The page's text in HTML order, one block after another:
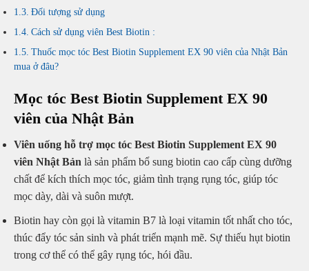
Đối tượng sử dụng
Cách sử dụng viên Best Biotin :
Thuốc mọc tóc Best Biotin Supplement EX 90 viên của Nhật Bản
mua ở đâu?
Mọc tóc Best Biotin Supplement EX 90
viên của Nhật Bản
Viên uống hỗ trợ mọc tóc Best Biotin Supplement EX 90
viên Nhật Bản là sản phẩm bổ sung biotin cao cấp cùng dưỡng
chất để kích thích mọc tóc, giảm tình trạng rụng tóc, giúp tóc
mọc dày, dài và suôn mượt.
Biotin hay còn gọi là vitamin B7 là loại vitamin tốt nhất cho tóc,
thúc đẩy tóc sản sinh và phát triển mạnh mẽ. Sự thiếu hụt biotin
trong cơ thể có thể gây rụng tóc, hói đầu.